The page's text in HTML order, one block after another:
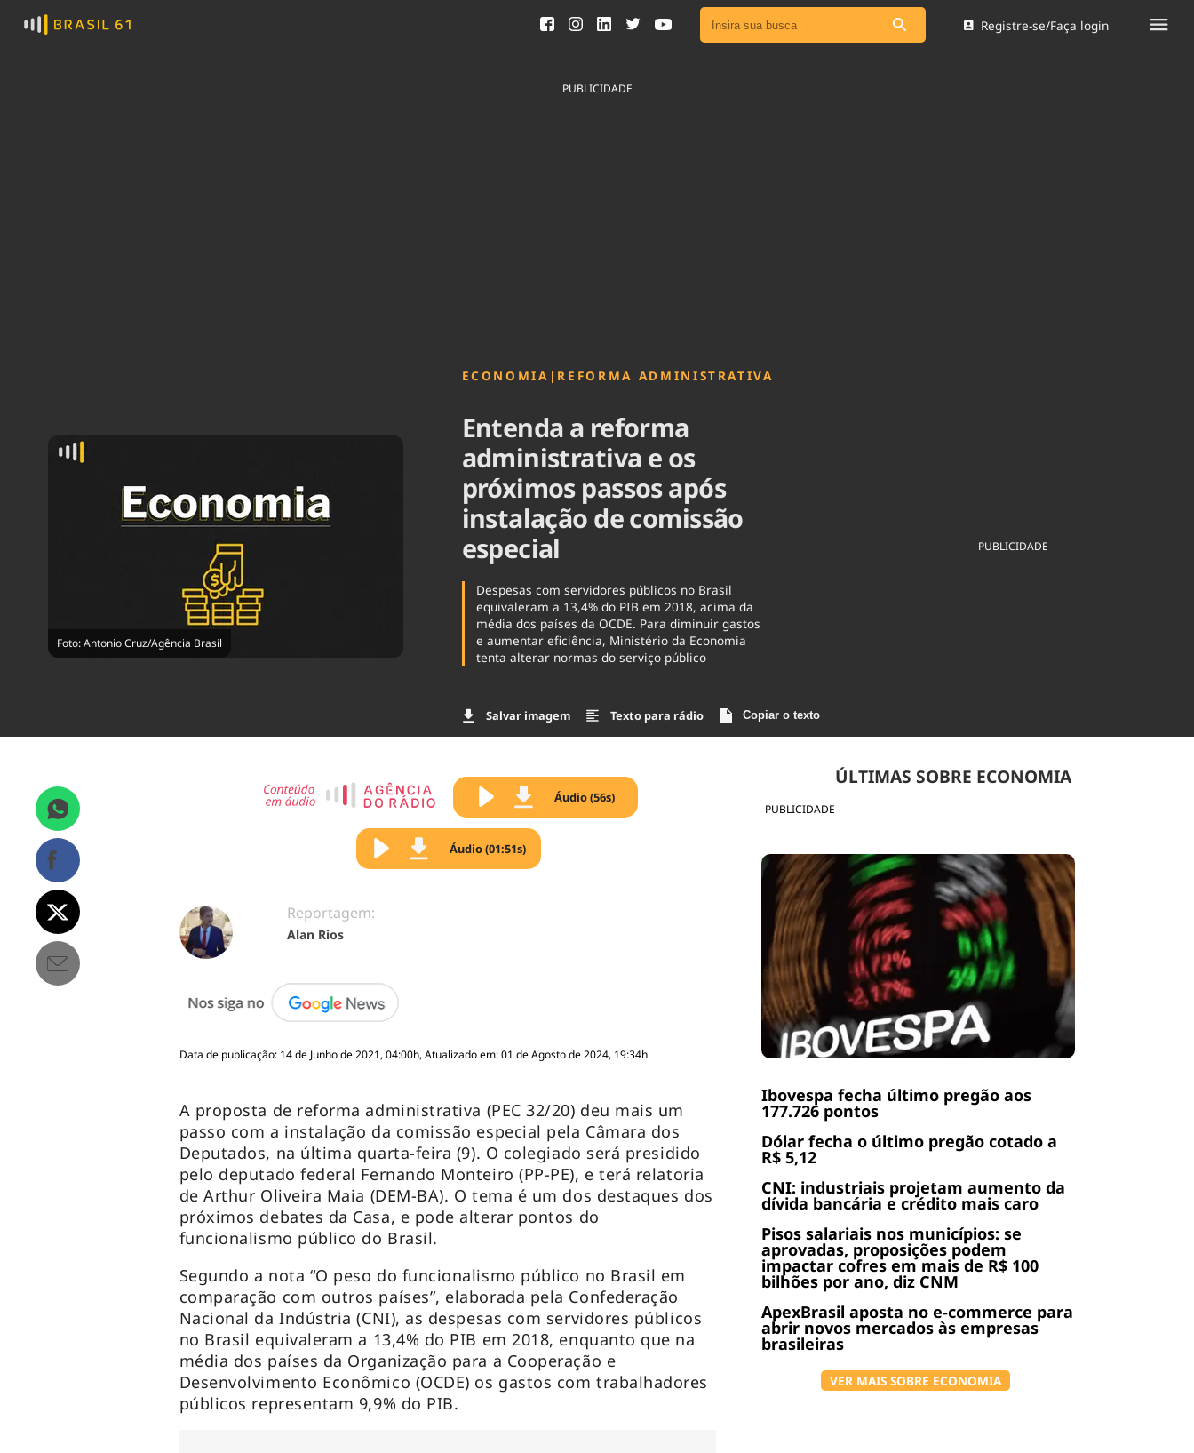
Ver todas as notícias
Comportamento
Registre-se/Faça login
PUBLICIDADE
Foto: Antonio Cruz/Agência Brasil
ECONOMIA | REFORMA ADMINISTRATIVA
Entenda a reforma
administrativa e os
próximos passos após
instalação de comissão
especial
Despesas com servidores públicos no Brasil
equivaleram a 13,4% do PIB em 2018, acima da
média dos países da OCDE. Para diminuir gastos
e aumentar eficiência, Ministério da Economia
tenta alterar normas do serviço público
Salvar imagem Texto para rádio Copiar o texto
PUBLICIDADE
PUBLICIDADE
ÚLTIMAS SOBRE ECONOMIA
Ibovespa fecha último pregão aos
177.726 pontos
Dólar fecha o último pregão cotado a
R$ 5,12
CNI: industriais projetam aumento da
dívida bancária e crédito mais caro
Pisos salariais nos municípios: se
aprovadas, proposições podem
impactar cofres em mais de R$ 100
bilhões por ano, diz CNM
ApexBrasil aposta no e-commerce para
abrir novos mercados às empresas
brasileiras
VER MAIS SOBRE ECONOMIA
Áudio (56s)
Áudio (01:51s)
Reportagem:
Alan Rios
Data de publicação: 14 de Junho de 2021, 04:00h, Atualizado em: 01 de Agosto de 2024, 19:34h
A proposta de reforma administrativa (PEC 32/20) deu mais um
passo com a instalação da comissão especial pela Câmara dos
Deputados, na última quarta-feira (9). O colegiado será presidido
pelo deputado federal Fernando Monteiro (PP-PE), e terá relatoria
de Arthur Oliveira Maia (DEM-BA). O tema é um dos destaques dos
próximos debates da Casa, e pode alterar pontos do
funcionalismo público do Brasil.
Segundo a nota “O peso do funcionalismo público no Brasil em
comparação com outros países”, elaborada pela Confederação
Nacional da Indústria (CNI), as despesas com servidores públicos
no Brasil equivaleram a 13,4% do PIB em 2018, enquanto que na
média dos países da Organização para a Cooperação e
Desenvolvimento Econômico (OCDE) os gastos com trabalhadores
públicos representam 9,9% do PIB.